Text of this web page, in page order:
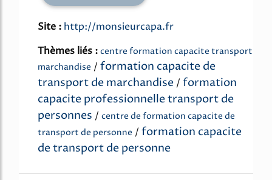
Site : http://monsieurcapa.fr
Thèmes liés : centre formation capacite transport
marchandise / formation capacite de
transport de marchandise / formation
capacite professionnelle transport de
personnes / centre de formation capacite de
transport de personne / formation capacite
de transport de personne